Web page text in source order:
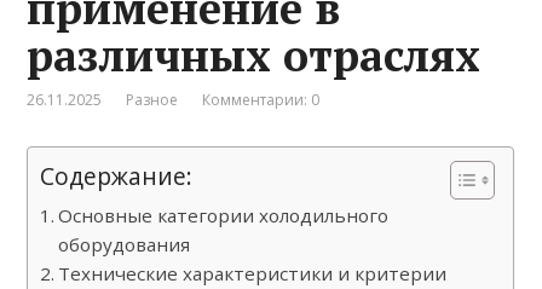
различных отраслях
26.11.2025 Разное Комментарии: 0
Содержание:
Основные категории холодильного
оборудования
Технические характеристики и критерии